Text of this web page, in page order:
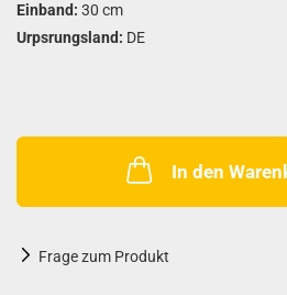
Einband: 30 cm
Urpsrungsland: DE
In den
Frage zum Produkt